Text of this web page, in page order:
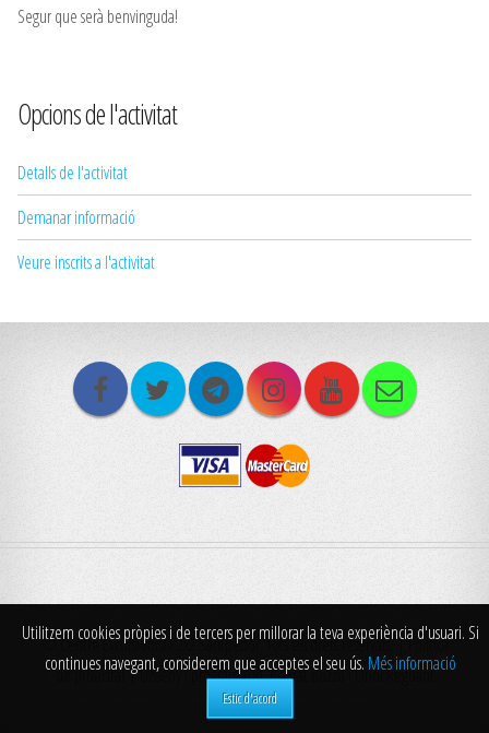
Utilitzem cookies pròpies i de tercers per millorar la teva experiència d'usuari. Si
continues navegant, considerem que acceptes el seu ús. Més informació
Estic d'acord
Segur que serà benvinguda!
Opcions de l'activitat
Detalls de l'activitat
Demanar informació
Veure inscrits a l'activitat
© Centre Excursionista 2x2 Santpedor. Tots els drets reservats. |Politica
de privacitat| Disseny i programació: Bernat Bozzo i Oriol Reguant